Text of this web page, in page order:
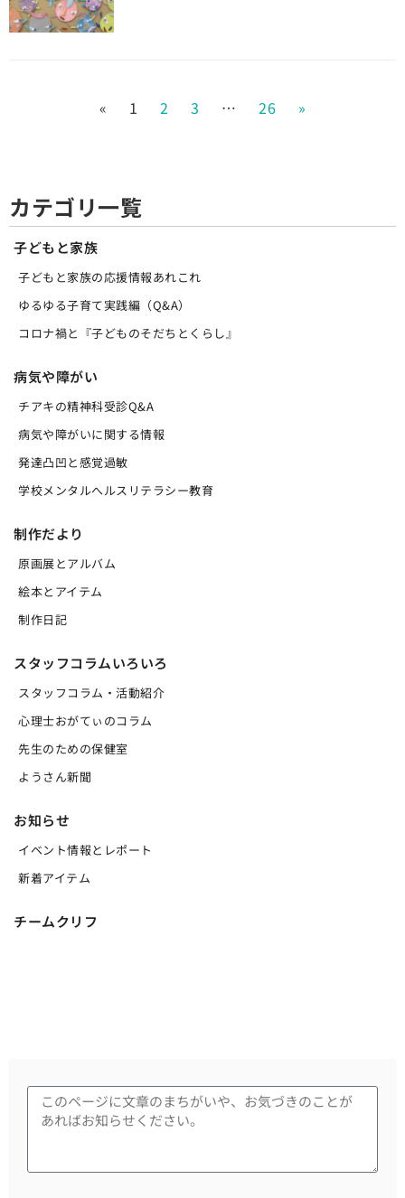
« 1 2 3 … 26 »
カテゴリ一覧
子どもと家族
子どもと家族の応援情報あれこれ
ゆるゆる子育て実践編（Q&A）
コロナ禍と『子どものそだちとくらし』
病気や障がい
チアキの精神科受診Q&A
病気や障がいに関する情報
発達凸凹と感覚過敏
学校メンタルへルスリテラシー教育
制作だより
原画展とアルバム
絵本とアイテム
制作日記
スタッフコラムいろいろ
スタッフコラム・活動紹介
心理士おがてぃのコラム
先生のための保健室
ようさん新聞
お知らせ
イベント情報とレポート
新着アイテム
チームクリフ